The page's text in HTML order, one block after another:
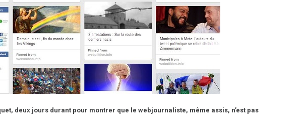
deux jours durant pour montrer que le webjournaliste, même assis, n’est pas